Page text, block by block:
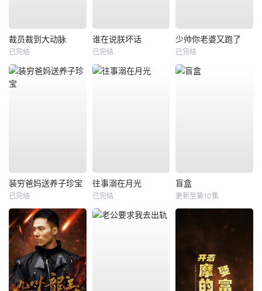
裁员裁到大动脉
已完结
谁在说朕坏话
已完结
少帅你老婆又跑了
已完结
装穷爸妈送养子珍宝
已完结
往事溺在月光
已完结
盲盒
更新至第10集